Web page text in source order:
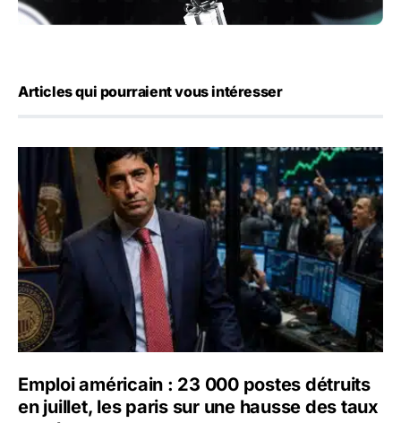
Articles qui pourraient vous intéresser
Emploi américain : 23 000 postes détruits en juillet, les
Emploi américain : 23 000 postes détruits
en juillet, les paris sur une hausse des taux